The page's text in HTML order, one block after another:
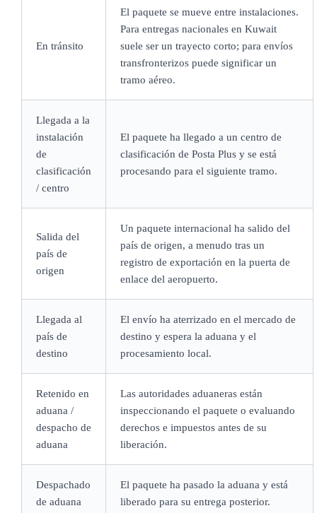
En tránsito
El paquete se mueve entre instalaciones.
Para entregas nacionales en Kuwait
suele ser un trayecto corto; para envíos
transfronterizos puede significar un
tramo aéreo.
Llegada a la
instalación
de
clasificación
/ centro
El paquete ha llegado a un centro de
clasificación de Posta Plus y se está
procesando para el siguiente tramo.
Salida del
país de
origen
Un paquete internacional ha salido del
país de origen, a menudo tras un
registro de exportación en la puerta de
enlace del aeropuerto.
Llegada al
país de
destino
El envío ha aterrizado en el mercado de
destino y espera la aduana y el
procesamiento local.
Retenido en
aduana /
despacho de
aduana
Las autoridades aduaneras están
inspeccionando el paquete o evaluando
derechos e impuestos antes de su
liberación.
Despachado
de aduana
El paquete ha pasado la aduana y está
liberado para su entrega posterior.